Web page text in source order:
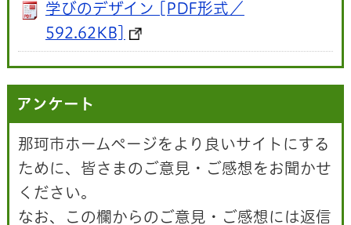
学びのデザイン [PDF形式／
592.62KB]
アンケート
那珂市ホームページをより良いサイトにする
ために、皆さまのご意見・ご感想をお聞かせ
ください。
なお、この欄からのご意見・ご感想には返信